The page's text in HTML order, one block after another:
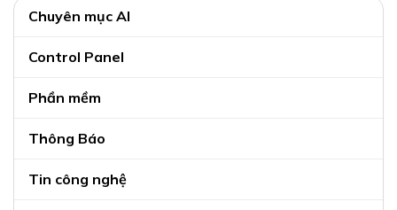
Chuyên mục AI
Control Panel
Phần mềm
Thông Báo
Tin công nghệ